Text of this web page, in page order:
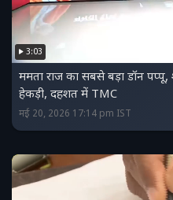
3:03
ममता राज का सबसे बड़ा डॉन
हेकड़ी, दहशत में TMC
मई 20, 2026 17:14 pm IST